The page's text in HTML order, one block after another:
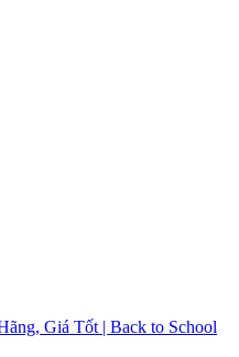
Giá Tốt | Back to School